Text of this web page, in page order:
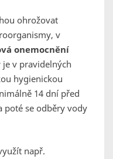
ohrožovat
v
onemocnění
v pravidelných
hygienickou
14 dní před
poté se odběry vody
např.